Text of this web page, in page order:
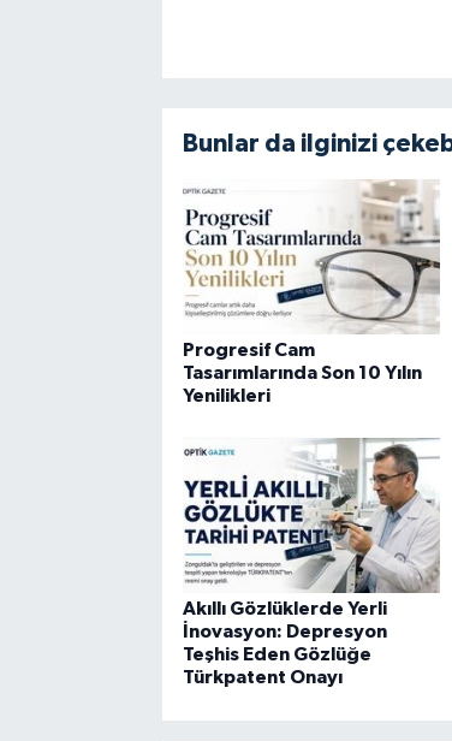
Bunlar da ilginizi
Progresif Cam
Tasarımlarında Son 10 Yılın
Yenilikleri
Akıllı Gözlüklerde Yerli
İnovasyon: Depresyon
Teşhis Eden Gözlüğe
Türkpatent Onayı